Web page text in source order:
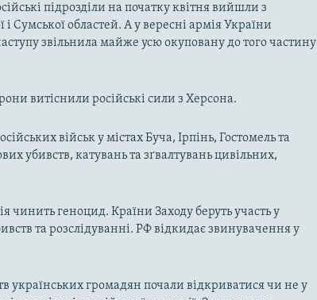
підрозділи на початку квітня вийшли з
і Сумської областей. А у вересні армія України
звільнила майже усю окуповану до того частину
витіснили російські сили з Херсона.
військ у містах Буча, Ірпінь, Гостомель та
убивств, катувань та зґвалтувань цивільних,
чинить геноцид. Країни Заходу беруть участь у
та розслідуванні. РФ відкидає звинувачення у
українських громадян почали відкриватися чи не у